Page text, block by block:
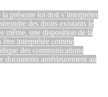
présente loi doit s’interpréter
des droits existants le
même, une disposition de la
être interprétée comme
des communications
documents antérieurement au